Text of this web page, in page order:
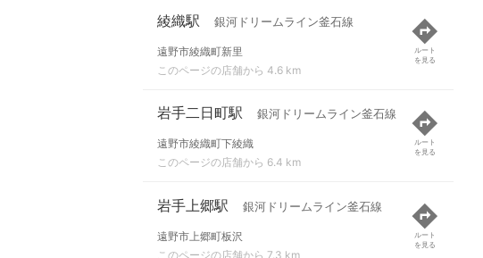
綾織駅 銀河ドリームライン釜石線
遠野市綾織町新里
このページの店舗から 4.6 km
ルート
を見る
岩手二日町駅 銀河ドリームライン釜石線
遠野市綾織町下綾織
このページの店舗から 6.4 km
ルート
を見る
岩手上郷駅 銀河ドリームライン釜石線
遠野市上郷町板沢
このページの店舗から 7.3 km
ルート
を見る